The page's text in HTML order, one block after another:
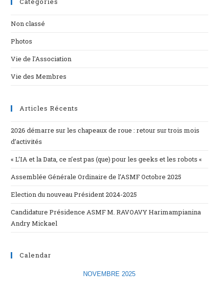
Non classé
Photos
Vie de l'Association
Vie des Membres
Articles Récents
2026 démarre sur les chapeaux de roue : retour sur trois mois
d’activités
« L’IA et la Data, ce n’est pas (que) pour les geeks et les robots «
Assemblée Générale Ordinaire de l’ASMF Octobre 2025
Election du nouveau Président 2024-2025
Candidature Présidence ASMF M. RAVOAVY Harimampianina
Andry Mickael
Calendar
NOVEMBRE 2025